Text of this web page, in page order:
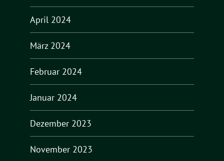
April 2024
März 2024
Februar 2024
Januar 2024
Dezember 2023
November 2023